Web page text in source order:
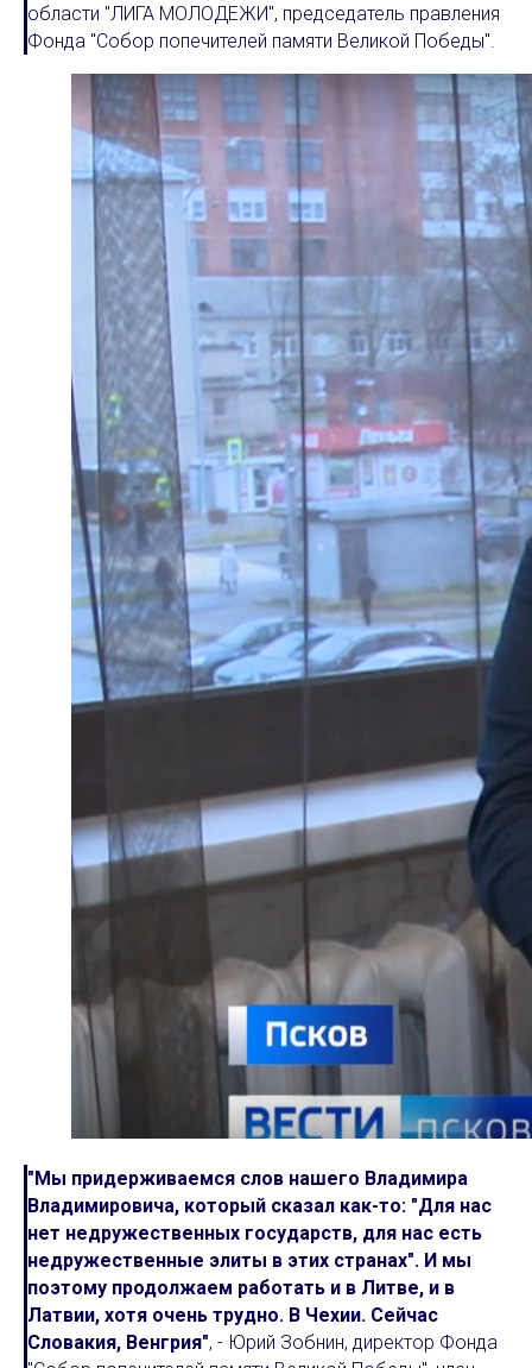
области "ЛИГА МОЛОДЕЖИ", председатель правления
Фонда "Собор попечителей памяти Великой Победы".
"Мы придерживаемся слов нашего Владимира
Владимировича, который сказал как-то: "Для нас
нет недружественных государств, для нас есть
недружественные элиты в этих странах". И мы
поэтому продолжаем работать и в Литве, и в
Латвии, хотя очень трудно. В Чехии. Сейчас
Словакия, Венгрия", - Юрий Зобнин, директор Фонда